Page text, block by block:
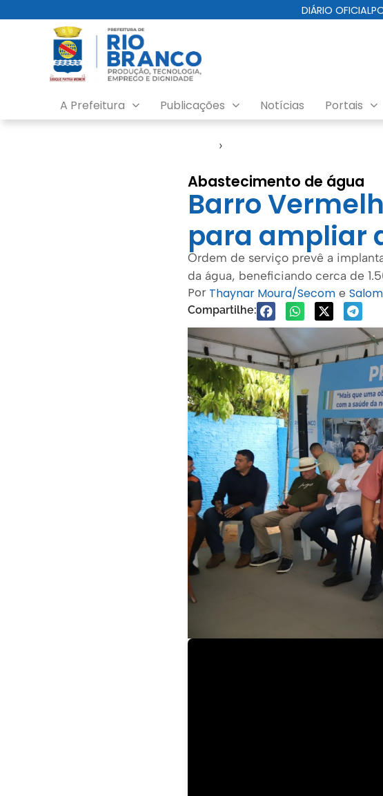
DIÁRIO OFICIAL
A Prefeitura Publicações Notícias Portais
›
Abastecimento de água
Barro
para ampliar
Ordem de serviço prevê a
da água, beneficiando cerca de
Por Thaynar Moura/Secom e
Compartilhe: